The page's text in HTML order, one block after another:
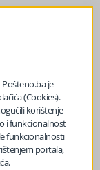
je
(Cookies).
korištenje
i funkcionalnost
funkcionalnosti
portala,